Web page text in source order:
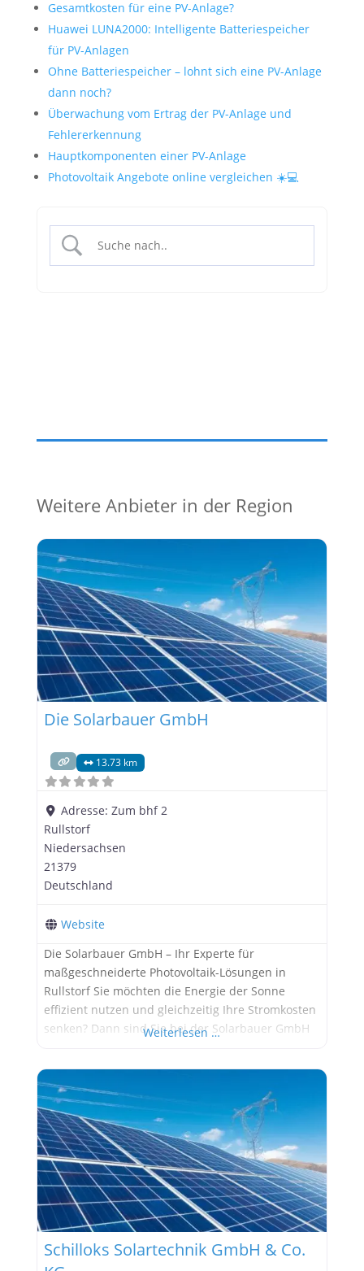
Gesamtkosten für eine PV-Anlage?
Huawei LUNA2000: Intelligente Batteriespeicher
für PV-Anlagen
Ohne Batteriespeicher – lohnt sich eine PV-Anlage
dann noch?
Überwachung vom Ertrag der PV-Anlage und
Fehlererkennung
Hauptkomponenten einer PV-Anlage
Photovoltaik Angebote online vergleichen ☀️💻
Weitere Anbieter in der Region
Die Solarbauer GmbH
13.73 km
Adresse:Zum bhf 2
Rullstorf
Niedersachsen
21379
Deutschland
Website
Die Solarbauer GmbH – Ihr Experte für
maßgeschneiderte Photovoltaik-Lösungen in
Rullstorf Sie möchten die Energie der Sonne
effizient nutzen und gleichzeitig Ihre Stromkosten
senken? Dann sind Sie bei der Solarbauer GmbH
sind wir spezialisiert auf die Planung, Installation
und Wartung von maßgeschneiderten
Solaranlagen für Privat- und Geschäftskunden.
Warum sollten
Weiterlesen …
Schilloks Solartechnik GmbH & Co.